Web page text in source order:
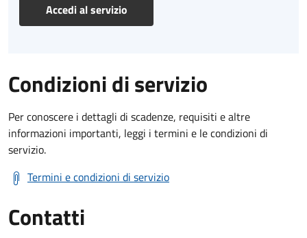
Accedi al servizio
Condizioni di servizio
Per conoscere i dettagli di scadenze, requisiti e altre
informazioni importanti, leggi i termini e le condizioni di
servizio.
Termini e condizioni di servizio
Contatti